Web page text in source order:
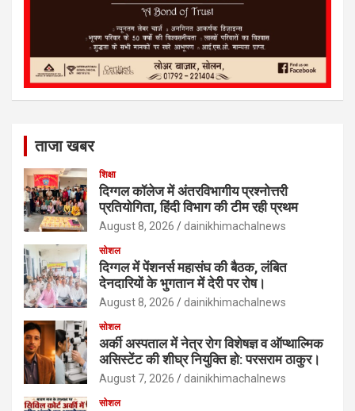
ताजा खबर
शिक्षा
दिग्गल कॉलेज में अंतरविभागीय प्रश्नोत्तरी
प्रतियोगिता, हिंदी विभाग की टीम रही प्रथम
August 8, 2026 dainikhimachalnews
सोशल
दिग्गल में पेंशनर्स महासंघ की बैठक, लंबित
देनदारियों के भुगतान में देरी पर रोष।
August 8, 2026 dainikhimachalnews
सोशल
अर्की अस्पताल में नेत्र रोग विशेषज्ञ व ऑप्थाल्मिक
असिस्टेंट की शीघ्र नियुक्ति हो: परसराम ठाकुर।
August 7, 2026 dainikhimachalnews
सोशल